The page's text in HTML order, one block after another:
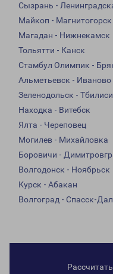
Сызрань -
Майкоп - Магнитогорск
Магадан - Нижнекамск
Тольятти - Канск
Стамбул Олимпик -
Альметьевск - Иваново
Зеленодольск - Тбилиси
Находка - Витебск
Ялта - Череповец
Могилев - Михайловка
Боровичи -
Волгодонск - Ноябрьск
Курск - Абакан
Волгоград - Спасск-